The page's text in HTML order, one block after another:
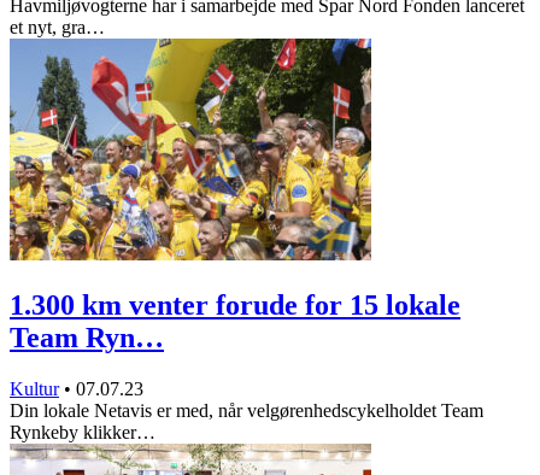
Havmiljøvogterne har i samarbejde med Spar Nord Fonden lanceret
et nyt, gra…
1.300 km venter forude for 15 lokale
Team Ryn…
Kultur • 07.07.23
Din lokale Netavis er med, når velgørenhedscykelholdet Team
Rynkeby klikker…